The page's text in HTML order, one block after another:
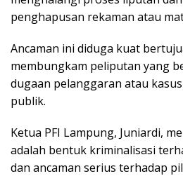
penghapusan rekaman atau
Ancaman ini diduga kuat
membungkam peliputan yang
dugaan pelanggaran atau
publik.
​Ketua PFI Lampung, Juniardi,
adalah bentuk kriminalisasi
dan ancaman serius terhadap